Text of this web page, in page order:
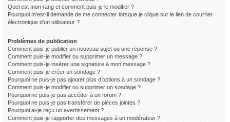
Quel est mon rang et comment puis-je le modifier ?
Pourquoi m’est-il demandé de me connecter lorsque je clique sur le lien de courrier
électronique d’un utilisateur ?
Problèmes de publication
Comment puis-je publier un nouveau sujet ou une réponse ?
Comment puis-je modifier ou supprimer un message ?
Comment puis-je insérer une signature à mon message ?
Comment puis-je créer un sondage ?
Pourquoi ne puis-je pas ajouter plus d’options à un sondage ?
Comment puis-je modifier ou supprimer un sondage ?
Pourquoi ne puis-je pas accéder à un forum ?
Pourquoi ne puis-je pas transférer de pièces jointes ?
Pourquoi ai-je reçu un avertissement ?
Comment puis-je rapporter des messages à un modérateur ?